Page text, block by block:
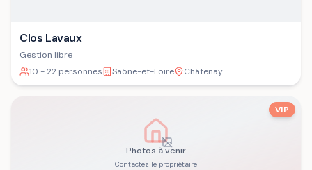
Clos Lavaux
Gestion libre
10 - 22 personnes
Saône-et-Loire Châtenay
Photos à venir
Contactez le propriétaire
VIP